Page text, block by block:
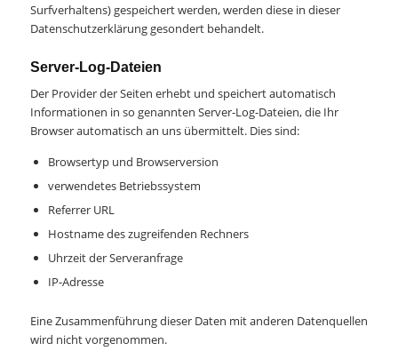
Surfverhaltens) gespeichert werden, werden diese in dieser
Datenschutzerklärung gesondert behandelt.
Server-Log-Dateien
Der Provider der Seiten erhebt und speichert automatisch
Informationen in so genannten Server-Log-Dateien, die Ihr
Browser automatisch an uns übermittelt. Dies sind:
Browsertyp und Browserversion
verwendetes Betriebssystem
Referrer URL
Hostname des zugreifenden Rechners
Uhrzeit der Serveranfrage
IP-Adresse
Eine Zusammenführung dieser Daten mit anderen Datenquellen
wird nicht vorgenommen.